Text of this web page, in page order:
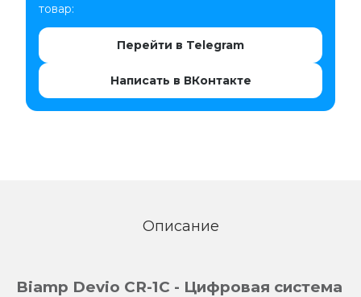
товар:
Перейти в Telegram
Написать в ВКонтакте
Описание
Biamp Devio CR-1C - Цифровая система